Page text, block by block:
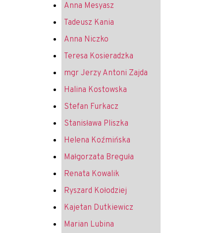
Anna Mesyasz
Tadeusz Kania
Anna Niczko
Teresa Kosieradzka
mgr Jerzy Antoni Zajda
Halina Kostowska
Stefan Furkacz
Stanisława Pliszka
Helena Koźmińska
Małgorzata Breguła
Renata Kowalik
Ryszard Kołodziej
Kajetan Dutkiewicz
Marian Lubina